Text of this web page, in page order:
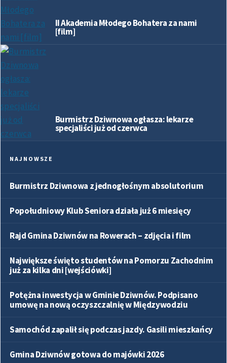
II Akademia Młodego Bohatera za nami
[film]
Burmistrz Dziwnowa ogłasza: lekarze
specjaliści już od czerwca
NAJNOWSZE
Burmistrz Dziwnowa z jednogłośnym absolutorium
Popołudniowy Klub Seniora działa już 6 miesięcy
Rajd Gmina Dziwnów na Rowerach – zdjęcia i film
Największe święto studentów na Pomorzu Zachodnim
już za kilka dni [wejściówki]
Potężna inwestycja w Gminie Dziwnów. Podpisano
umowę na nową oczyszczalnię w Międzywodziu
Samochód zapalił się podczas jazdy. Gasili mieszkańcy
Gmina Dziwnów gotowa do majówki 2026